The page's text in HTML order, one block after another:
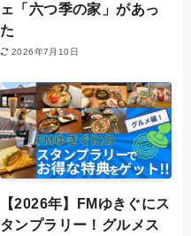
ェ「六つ季の家」があっ
た
2026年7月10日
【2026年】FMゆきぐにス
タンプラリー！グルメス